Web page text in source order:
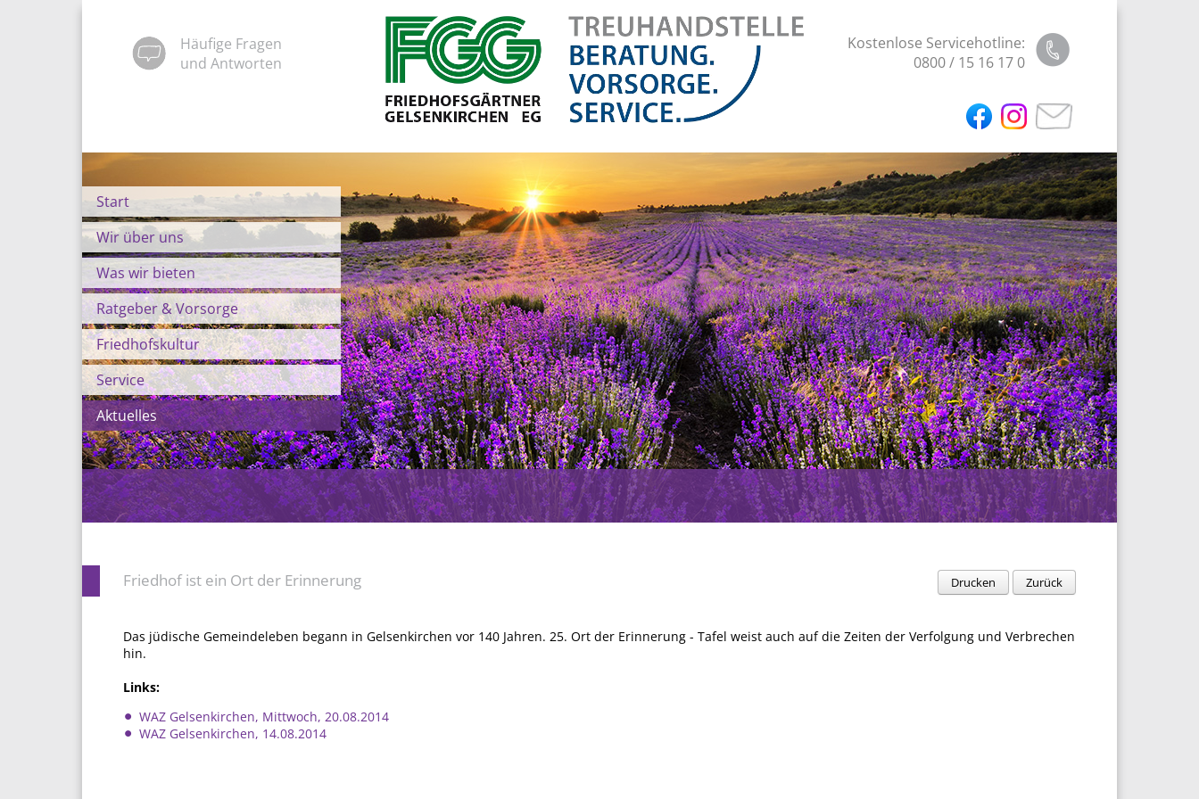
Häufige Fragen
und Antworten
Kostenlose Servicehotline:
0800 / 15 16 17 0
Start
Wir über uns
Was wir bieten
Ratgeber & Vorsorge
Friedhofskultur
Service
Aktuelles
Friedhof ist ein Ort der Erinnerung Drucken Zurück
Das jüdische Gemeindeleben begann in Gelsenkirchen vor 140 Jahren. 25. Ort der Erinnerung - Tafel weist auch auf die Zeiten der Verfolgung und Verbrechen
hin.
Links:
WAZ Gelsenkirchen, Mittwoch, 20.08.2014
WAZ Gelsenkirchen, 14.08.2014